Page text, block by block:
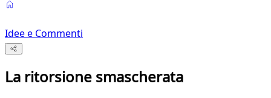
Idee e Commenti
La ritorsione smascherata